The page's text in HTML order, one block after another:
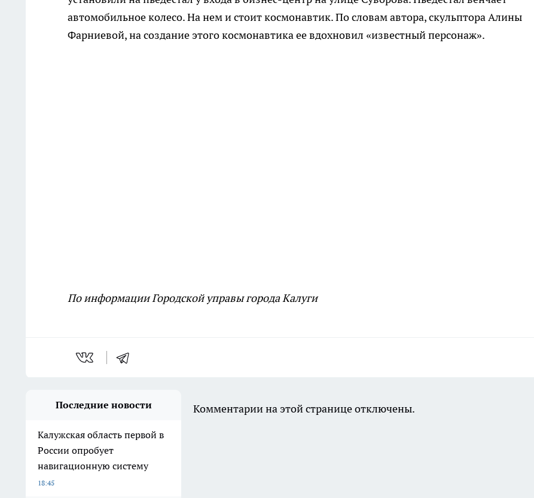
автомобильное колесо. На нем и стоит космонавтик. По словам автора, скульптора Алины
Фарниевой, на создание этого космонавтика ее вдохновил «известный персонаж».
По информации Городской управы города Калуги
Последние новости
Калужская область первой в
России опробует
навигационную систему
18:45
Комментарии на этой странице отключены.